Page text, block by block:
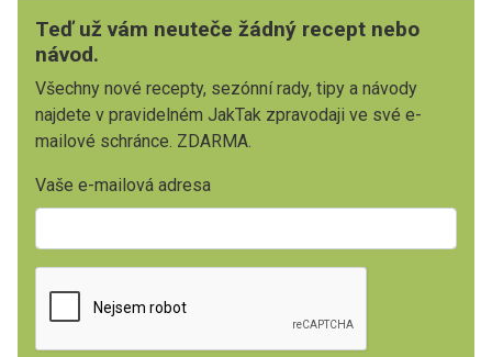
Teď už vám neuteče žádný recept nebo
návod.
Všechny nové recepty, sezónní rady, tipy a návody
najdete v pravidelném JakTak zpravodaji ve své e-
mailové schránce. ZDARMA.
Vaše e-mailová adresa